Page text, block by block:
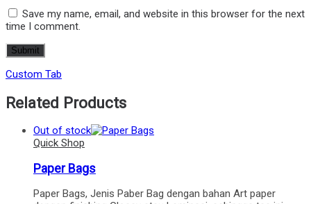
Save my name, email, and website in this browser for the next
time I comment.
Custom Tab
Related Products
Out of stock
Quick Shop
Paper Bags
Paper Bags, Jenis Paber Bag dengan bahan Art paper